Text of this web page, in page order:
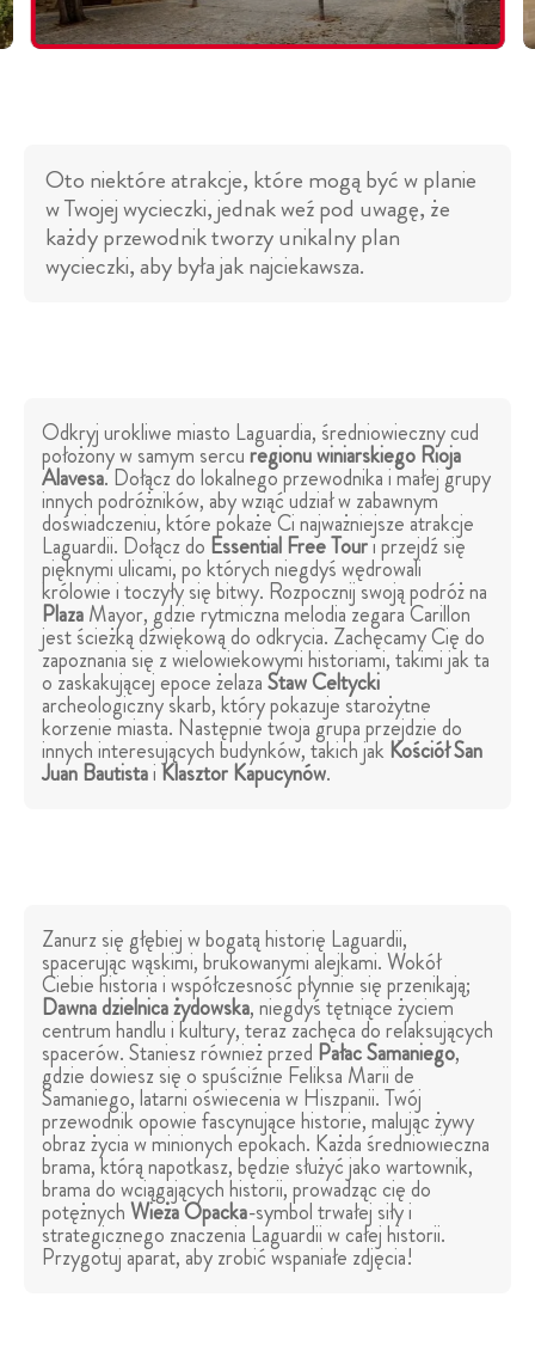
Oto niektóre atrakcje, które mogą być w planie
w Twojej wycieczki, jednak weź pod uwagę, że
każdy przewodnik tworzy unikalny plan
wycieczki, aby była jak najciekawsza.
Odkryj urokliwe miasto Laguardia, średniowieczny cud
położony w samym sercuregionu winiarskiego Rioja
Alavesa. Dołącz do lokalnego przewodnika i małej grupy
innych podróżników, aby wziąć udział w zabawnym
doświadczeniu, które pokaże Ci najważniejsze atrakcje
Laguardii. Dołącz do Essential Free Touri przejdź się
pięknymi ulicami, po których niegdyś wędrowali
królowie i toczyły się bitwy. Rozpocznij swoją podróż na
PlazaMayor, gdzie rytmiczna melodia zegara Carillon
jest ścieżką dźwiękową do odkrycia. Zachęcamy Cię do
zapoznania się z wielowiekowymi historiami, takimi jak ta
o zaskakującej epoce żelazaStaw Celtycki
archeologiczny skarb, który pokazuje starożytne
korzenie miasta. Następnie twoja grupa przejdzie do
innych interesujących budynków, takich jak Kościół San
Juan BautistaiKlasztor Kapucynów.
Zanurz się głębiej w bogatą historię Laguardii,
spacerując wąskimi, brukowanymi alejkami. Wokół
Ciebie historia i współczesność płynnie się przenikają;
Dawna dzielnica żydowska, niegdyś tętniące życiem
centrum handlu i kultury, teraz zachęca do relaksujących
spacerów. Staniesz również przed Pałac Samaniego,
gdzie dowiesz się o spuściźnie Feliksa Marii de
Samaniego, latarni oświecenia w Hiszpanii. Twój
przewodnik opowie fascynujące historie, malując żywy
obraz życia w minionych epokach. Każda średniowieczna
brama, którą napotkasz, będzie służyć jako wartownik,
brama do wciągających historii, prowadząc cię do
potężnychWieża Opacka-symbol trwałej siły i
strategicznego znaczenia Laguardii w całej historii.
Przygotuj aparat, aby zrobić wspaniałe zdjęcia!